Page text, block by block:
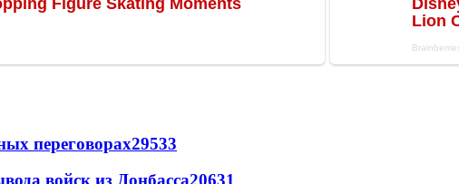
переговорах29533
войск из Донбасса20631